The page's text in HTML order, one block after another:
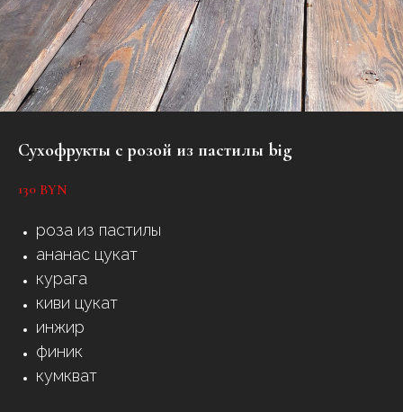
Сухофрукты с розой из пастилы big
130 BYN
роза из пастилы
ананас цукат
курага
киви цукат
инжир
финик
кумкват